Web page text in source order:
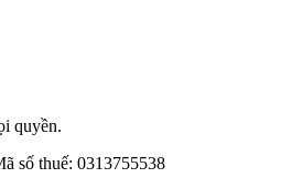
quyền.
số thuế: 0313755538